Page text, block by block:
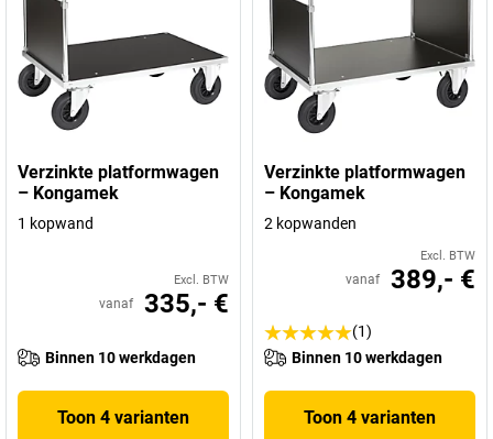
Verzinkte platformwagen
– Kongamek
1 kopwand
Excl. BTW
vanaf 335,- €
Binnen 10 werkdagen
Toon 4 varianten
Verzinkte platformwagen
– Kongamek
2 kopwanden
Excl. BTW
vanaf 389,- €
(1)
Binnen 10 werkdagen
Toon 4 varianten